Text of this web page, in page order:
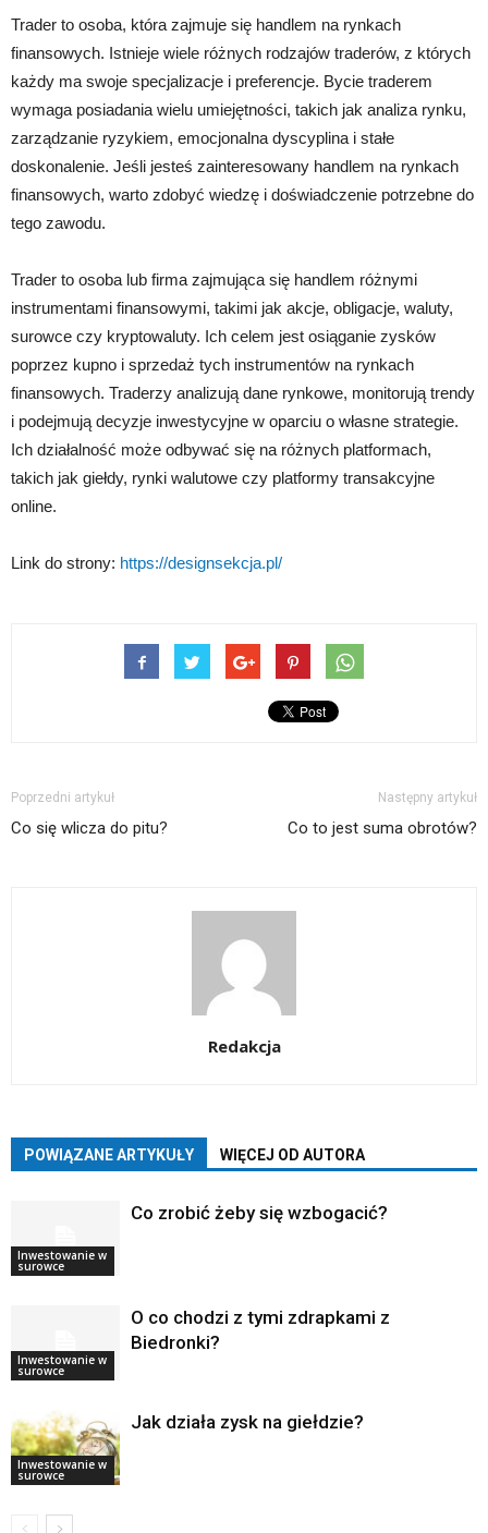
Trader to osoba, która zajmuje się handlem na rynkach
finansowych. Istnieje wiele różnych rodzajów traderów, z których
każdy ma swoje specjalizacje i preferencje. Bycie traderem
wymaga posiadania wielu umiejętności, takich jak analiza rynku,
zarządzanie ryzykiem, emocjonalna dyscyplina i stałe
doskonalenie. Jeśli jesteś zainteresowany handlem na rynkach
finansowych, warto zdobyć wiedzę i doświadczenie potrzebne do
tego zawodu.
Trader to osoba lub firma zajmująca się handlem różnymi
instrumentami finansowymi, takimi jak akcje, obligacje, waluty,
surowce czy kryptowaluty. Ich celem jest osiąganie zysków
poprzez kupno i sprzedaż tych instrumentów na rynkach
finansowych. Traderzy analizują dane rynkowe, monitorują trendy
i podejmują decyzje inwestycyjne w oparciu o własne strategie.
Ich działalność może odbywać się na różnych platformach,
takich jak giełdy, rynki walutowe czy platformy transakcyjne
online.
Link do strony: https://designsekcja.pl/
Poprzedni artykuł
Co się wlicza do pitu?
Następny artykuł
Co to jest suma obrotów?
Redakcja
POWIĄZANE ARTYKUŁY WIĘCEJ OD AUTORA
Inwestowanie w
surowce
Co zrobić żeby się wzbogacić?
Inwestowanie w
surowce
O co chodzi z tymi zdrapkami z
Biedronki?
Inwestowanie w
surowce
Jak działa zysk na giełdzie?